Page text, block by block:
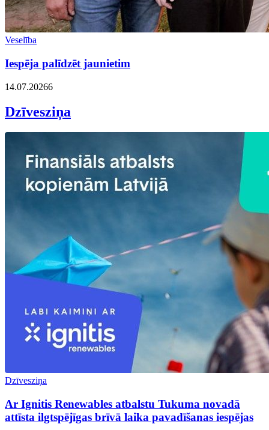
Veselība
Iespēja palīdzēt jaunietim
14.07.20266
Dzīvesziņa
Dzīvesziņa
Ar Ignitis Renewables atbalstu Tukuma novadā
attīsta ilgtspējīgas brīvā laika pavadīšanas iespējas